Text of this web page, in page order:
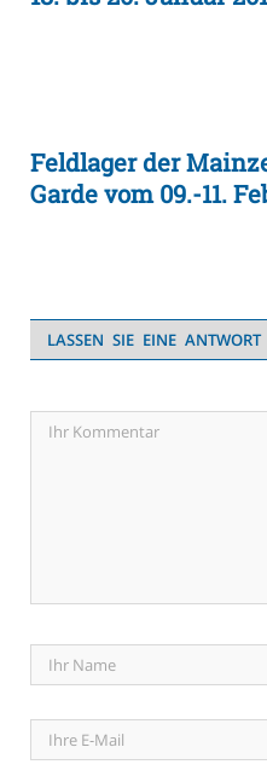
Feldlager der
Garde vom 09.-11.
LASSEN SIE EINE